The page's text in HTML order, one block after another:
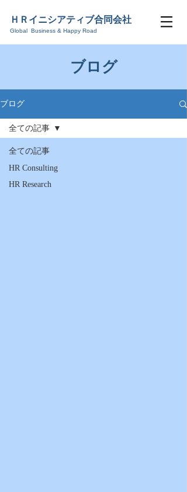
ＨＲ イニシアティブ合同会社
Global Business & Happy Road
​ブログ
ブログ
全ての記事
HR Consulting
HR Research
全ての記事